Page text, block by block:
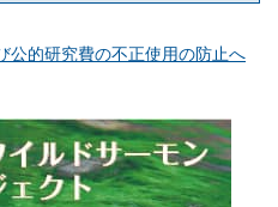
公的研究費の不正使用の防止へ